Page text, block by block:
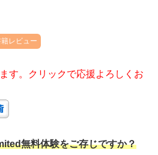
籍レビュー
す。クリックで応援よろしくお
無料体験をご存じですか？